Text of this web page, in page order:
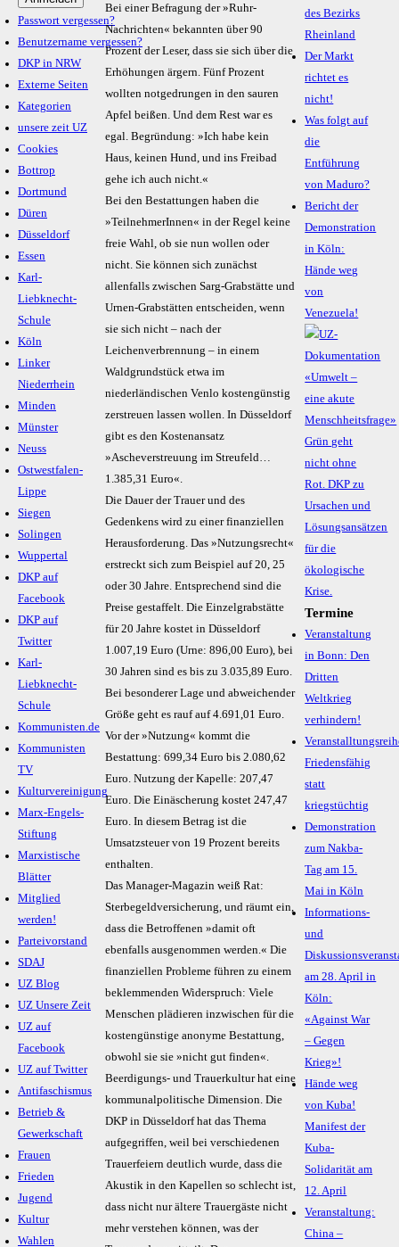
Passwort vergessen?
Benutzername vergessen?
DKP in NRW
Externe Seiten
Kategorien
unsere zeit UZ
Cookies
Bottrop
Dortmund
Düren
Düsseldorf
Essen
Karl-
Liebknecht-
Schule
Köln
Linker
Niederrhein
Minden
Münster
Neuss
Ostwestfalen-
Lippe
Siegen
Solingen
Wuppertal
DKP auf
Facebook
DKP auf
Twitter
Karl-
Liebknecht-
Schule
Kommunisten.de
Kommunisten
TV
Kulturvereinigung
Marx-Engels-
Stiftung
Marxistische
Blätter
Mitglied
werden!
Parteivorstand
SDAJ
UZ Blog
UZ Unsere Zeit
UZ auf
Facebook
UZ auf Twitter
Antifaschismus
Betrieb &
Gewerkschaft
Frauen
Frieden
Jugend
Kultur
Wahlen
Bei einer Befragung der »Ruhr-
Nachrichten« bekannten über 90
Prozent der Leser, dass sie sich über die
Erhöhungen ärgern. Fünf Prozent
wollten notgedrungen in den sauren
Apfel beißen. Und dem Rest war es
egal. Begründung: »Ich habe kein
Haus, keinen Hund, und ins Freibad
gehe ich auch nicht.«
Bei den Bestattungen haben die
»TeilnehmerInnen« in der Regel keine
freie Wahl, ob sie nun wollen oder
nicht. Sie können sich zunächst
allenfalls zwischen Sarg-Grabstätte und
Urnen-Grabstätten entscheiden, wenn
sie sich nicht – nach der
Leichenverbrennung – in einem
Waldgrundstück etwa im
niederländischen Venlo kostengünstig
zerstreuen lassen wollen. In Düsseldorf
gibt es den Kostenansatz
»Ascheverstreuung im Streufeld…
1.385,31 Euro«.
Die Dauer der Trauer und des
Gedenkens wird zu einer finanziellen
Herausforderung. Das »Nutzungsrecht«
erstreckt sich zum Beispiel auf 20, 25
oder 30 Jahre. Entsprechend sind die
Preise gestaffelt. Die Einzelgrabstätte
für 20 Jahre kostet in Düsseldorf
1.007,19 Euro (Urne: 896,00 Euro), bei
30 Jahren sind es bis zu 3.035,89 Euro.
Bei besonderer Lage und abweichender
Größe geht es rauf auf 4.691,01 Euro.
Vor der »Nutzung« kommt die
Bestattung: 699,34 Euro bis 2.080,62
Euro. Nutzung der Kapelle: 207,47
Euro. Die Einäscherung kostet 247,47
Euro. In diesem Betrag ist die
Umsatzsteuer von 19 Prozent bereits
enthalten.
Das Manager-Magazin weiß Rat:
Sterbegeldversicherung, und räumt ein,
dass die Betroffenen »damit oft
ebenfalls ausgenommen werden.« Die
finanziellen Probleme führen zu einem
beklemmenden Widerspruch: Viele
Menschen plädieren inzwischen für die
kostengünstige anonyme Bestattung,
obwohl sie sie »nicht gut finden«.
Beerdigungs- und Trauerkultur hat eine
kommunalpolitische Dimension. Die
DKP in Düsseldorf hat das Thema
aufgegriffen, weil bei verschiedenen
Trauerfeiern deutlich wurde, dass die
Akustik in den Kapellen so schlecht ist,
dass nicht nur ältere Trauergäste nicht
mehr verstehen können, was der
des Bezirks
Rheinland
Der Markt
richtet es
nicht!
Was folgt auf
die
Entführung
von Maduro?
Bericht der
Demonstration
in Köln:
Hände weg
von
Venezuela!
Termine
Veranstaltung
in Bonn: Den
Dritten
Weltkrieg
verhindern!
Friedensfähig
statt
kriegstüchtig
Demonstration
zum Nakba-
Tag am 15.
Mai in Köln
Informations-
und
am 28. April in
Köln:
«Against War
– Gegen
Krieg»!
Hände weg
von Kuba!
Manifest der
Kuba-
Solidarität am
12. April
Veranstaltung:
China –